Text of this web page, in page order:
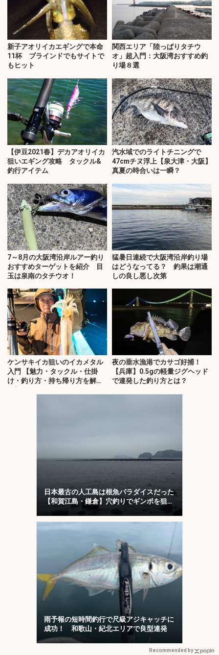
新子アオリイカエギングで本命
11杯 ブラインドでもサイトで
もヒット
関西エリア「陸っぱりタチウ
オ」超入門：大阪湾おすすめ釣
り場８選
【伊豆2021春】デカアオリイカ
狙いエギング攻略 タックル&
釣行アイテム
汽水域でのライトチニングで
47cmチヌ浮上【泉大津・大阪】
真夏の時合いは一瞬？
7～8月の大阪湾沿岸ルアー釣り
おすすめターゲットを紹介 目
玉は泉南のタチウオ！
猛暑日連続で大阪湾沿岸釣り場
はどうなってる？ 釣果は潮通
しの良し悪し次第
ケンサキイカ狙いのイカメタル
入門 【魅力・タックル・仕掛
け・釣り方・持ち帰り方を解
夜の垂水漁港でカサゴ好捕！
【兵庫】0.5gの軽量ジグヘッド
で連発した釣り方とは？
日本最古の人工島は根魚パラダイスだった
【和賀江島・鎌倉】穴釣りでギンポを狙
う！
雨予報の短時間釣行で尺級アジキャッチに
成功！ 和歌山・紀北エリアで良型連発
Recommended by